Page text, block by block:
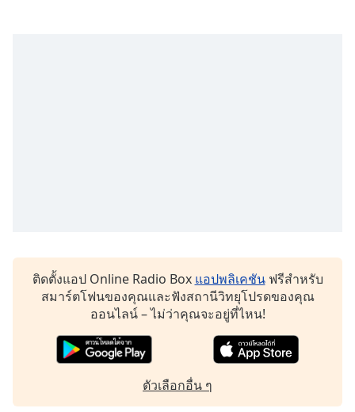
ติดตั้งแอป Online Radio Box แอปพลิเคชันฟรีสำหรับ
สมาร์ตโฟนของคุณและฟังสถานีวิทยุโปรดของคุณ
ออนไลน์ – ไม่ว่าคุณจะอยู่ที่ไหน!
ตัวเลือกอื่น ๆ